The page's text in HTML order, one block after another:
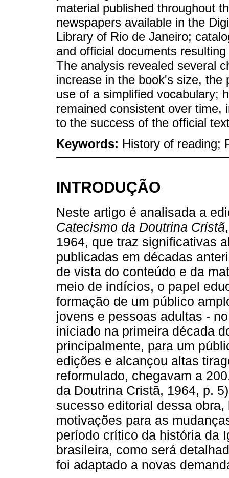
material published throughout
newspapers available in the
Library of Rio de Janeiro;
and official documents
The analysis revealed several
increase in the book's size, the
use of a simplified vocabulary;
remained consistent over time,
to the success of the official
Keywords: History of reading;
INTRODUÇÃO
Neste artigo é analisada a
Catecismo da Doutrina Cristã
1964, que traz significativas
publicadas em décadas
de vista do conteúdo e da
meio de indícios, o papel
formação de um público
jovens e pessoas adultas -
iniciado na primeira década
principalmente, para um
edições e alcançou altas
reformulado, chegavam a
da Doutrina Cristã, 1964, p.
sucesso editorial dessa
motivações para as
período crítico da história da
brasileira, como será
foi adaptado a novas